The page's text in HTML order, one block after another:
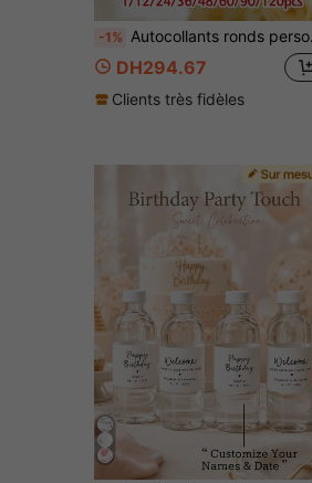
-1% Autocollants ronds personnalisés pour mariage, étiquettes de cadeaux de mariage personnalisées, autocollants personnalisés pour enterrement de vie de jeune fille, anniversaire, fournitures de fête, sceaux d'enveloppe de mariage, 1/12/24/36/48/60/90/120 pièces
DH294.67
Clients très fidèles